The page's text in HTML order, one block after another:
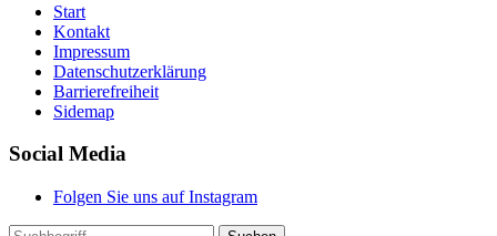
Start
Kontakt
Impressum
Datenschutzerklärung
Barrierefreiheit
Sidemap
Social Media
Folgen Sie uns auf Instagram